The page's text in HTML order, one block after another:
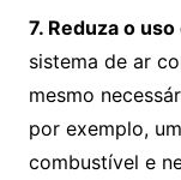
7. Reduza o
sistema de ar
mesmo
por exemplo,
combustível e